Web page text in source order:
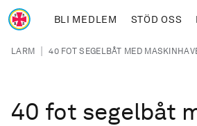
Hoppa till huvudinnehåll
BLI MEDLEM STÖD OSS
Länkstig
LARM | 40 FOT SEGELBÅT MED
40 fot segelbåt